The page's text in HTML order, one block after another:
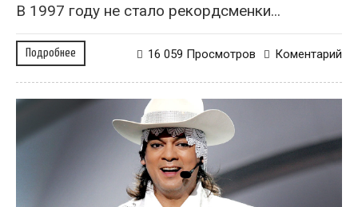
В 1997 году не стало рекордсменки...
Подробнее Коментарий
16 059 Просмотров